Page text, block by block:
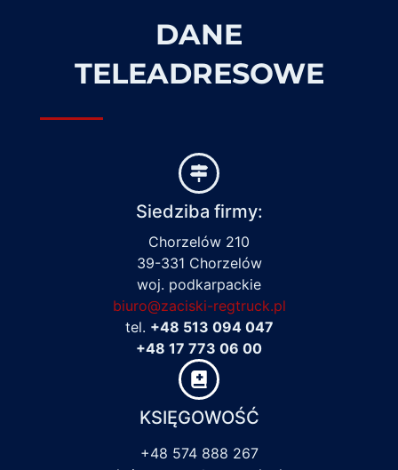
DANE
TELEADRESOWE
Siedziba firmy:
Chorzelów 210
39-331 Chorzelów
woj. podkarpackie
biuro@zaciski-regtruck.pl
tel. +48 513 094 047
+48 17 773 06 00
KSIĘGOWOŚĆ
+48 574 888 267